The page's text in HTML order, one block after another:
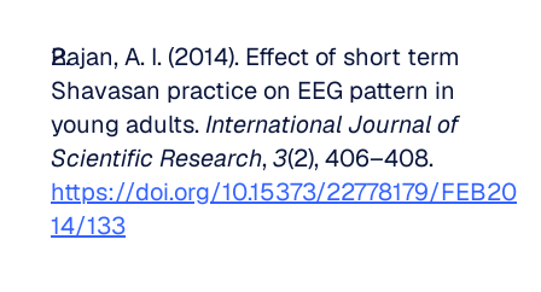
Rajan, A. I. (2014). Effect of short term
Shavasan practice on EEG pattern in
young adults. International Journal of
Scientific Research, 3
https://doi.org/10.15373/22778179/FEB20
14/133